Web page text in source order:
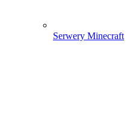
Serwery Minecraft